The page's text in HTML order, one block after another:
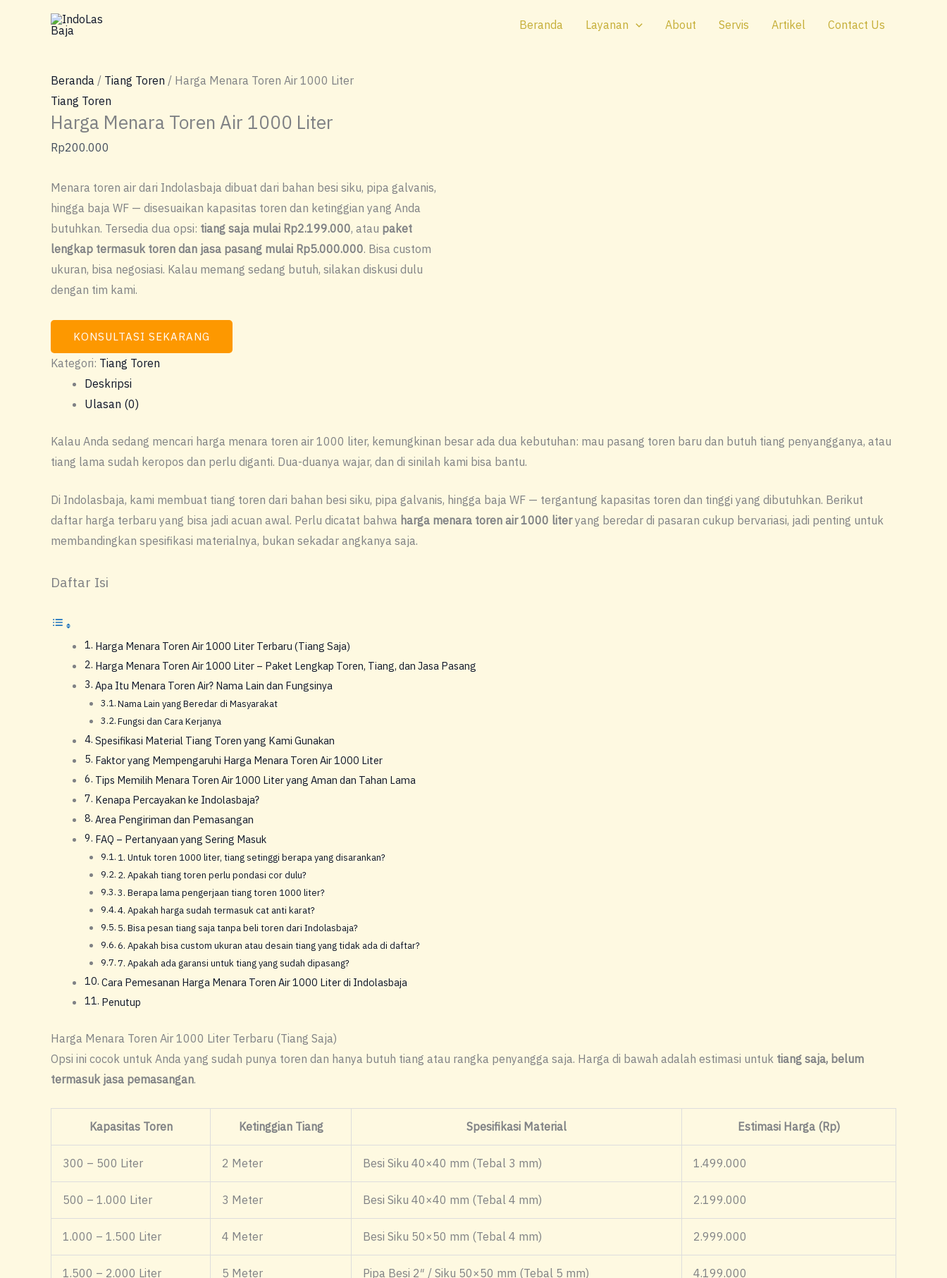
Beranda Layanan About Servis Artikel Contact Us
Beranda / Tiang Toren / Harga Menara Toren Air 1000 Liter
Tiang Toren
Harga Menara Toren Air 1000 Liter
Rp200.000
Menara toren air dari Indolasbaja dibuat dari bahan besi siku, pipa galvanis,
hingga baja WF — disesuaikan kapasitas toren dan ketinggian yang Anda
butuhkan. Tersedia dua opsi: tiang saja mulai Rp2.199.000, atau paket
lengkap termasuk toren dan jasa pasang mulai Rp5.000.000. Bisa custom
ukuran, bisa negosiasi. Kalau memang sedang butuh, silakan diskusi dulu
dengan tim kami.
KONSULTASI SEKARANG
Kategori: Tiang Toren
Deskripsi
Ulasan (0)
Kalau Anda sedang mencari harga menara toren air 1000 liter, kemungkinan besar ada dua kebutuhan: mau pasang toren baru dan butuh tiang penyangganya, atau
tiang lama sudah keropos dan perlu diganti. Dua-duanya wajar, dan di sinilah kami bisa bantu.
Di Indolasbaja, kami membuat tiang toren dari bahan besi siku, pipa galvanis, hingga baja WF — tergantung kapasitas toren dan tinggi yang dibutuhkan. Berikut
daftar harga terbaru yang bisa jadi acuan awal. Perlu dicatat bahwa harga menara toren air 1000 literyang beredar di pasaran cukup bervariasi, jadi penting untuk
membandingkan spesifikasi materialnya, bukan sekadar angkanya saja.
Daftar Isi
Harga Menara Toren Air 1000 Liter Terbaru (Tiang Saja)
Harga Menara Toren Air 1000 Liter – Paket Lengkap Toren, Tiang, dan Jasa Pasang
Apa Itu Menara Toren Air? Nama Lain dan Fungsinya
Nama Lain yang Beredar di Masyarakat
Fungsi dan Cara Kerjanya
Spesifikasi Material Tiang Toren yang Kami Gunakan
Faktor yang Mempengaruhi Harga Menara Toren Air 1000 Liter
Tips Memilih Menara Toren Air 1000 Liter yang Aman dan Tahan Lama
Kenapa Percayakan ke Indolasbaja?
Area Pengiriman dan Pemasangan
FAQ – Pertanyaan yang Sering Masuk
1. Untuk toren 1000 liter, tiang setinggi berapa yang disarankan?
2. Apakah tiang toren perlu pondasi cor dulu?
3. Berapa lama pengerjaan tiang toren 1000 liter?
4. Apakah harga sudah termasuk cat anti karat?
5. Bisa pesan tiang saja tanpa beli toren dari Indolasbaja?
6. Apakah bisa custom ukuran atau desain tiang yang tidak ada di daftar?
7. Apakah ada garansi untuk tiang yang sudah dipasang?
Cara Pemesanan Harga Menara Toren Air 1000 Liter di Indolasbaja
Penutup
Harga Menara Toren Air 1000 Liter Terbaru (Tiang Saja)
Opsi ini cocok untuk Anda yang sudah punya toren dan hanya butuh tiang atau rangka penyangga saja. Harga di bawah adalah estimasi untuk tiang saja, belum
termasuk jasa pemasangan.
Kapasitas Toren Ketinggian Tiang Spesifikasi Material Estimasi Harga (Rp)
300 – 500 Liter 2 Meter Besi Siku 40×40 mm (Tebal 3 mm) 1.499.000
500 – 1.000 Liter 3 Meter Besi Siku 40×40 mm (Tebal 4 mm) 2.199.000
1.000 – 1.500 Liter 4 Meter Besi Siku 50×50 mm (Tebal 4 mm) 2.999.000
1.500 – 2.000 Liter 5 Meter Pipa Besi 2″ / Siku 50×50 mm (Tebal 5 mm) 4.199.000